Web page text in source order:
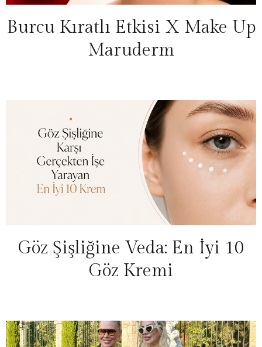
Burcu Kıratlı Etkisi X Make Up
Maruderm
Göz Şişliğine Veda: En İyi 10
Göz Kremi